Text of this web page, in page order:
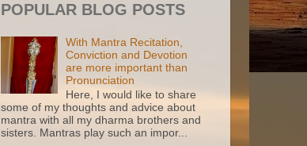
POPULAR BLOG POSTS
With Mantra Recitation,
Conviction and Devotion
are more important than
Pronunciation
Here, I would like to share
some of my thoughts and advice about
mantra with all my dharma brothers and
sisters. Mantras play such an impor...